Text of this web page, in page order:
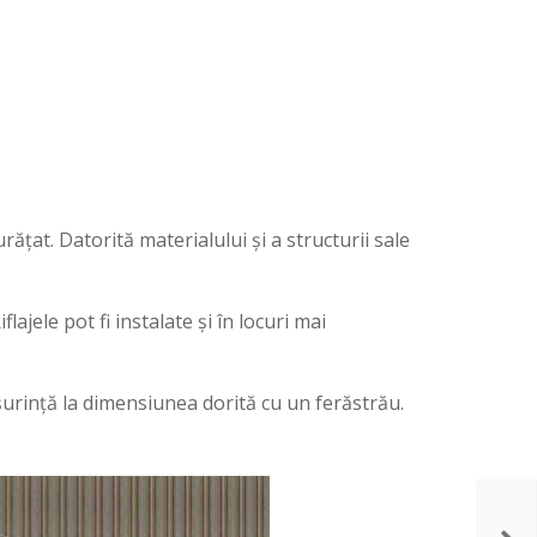
Datorită materialului și a structurii sale
pot fi instalate și în locuri mai
la dimensiunea dorită cu un ferăstrău.